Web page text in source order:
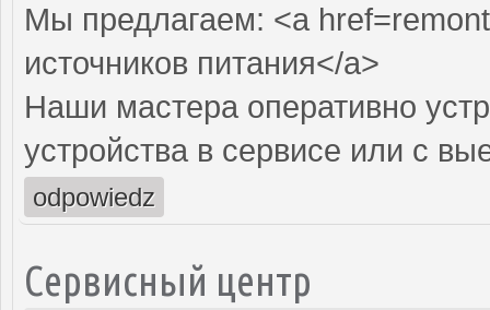
Мы предлагаем: <a
источников питания</a>
Наши мастера оперативно
устройства в сервисе или с
odpowiedz
Сервисный центр